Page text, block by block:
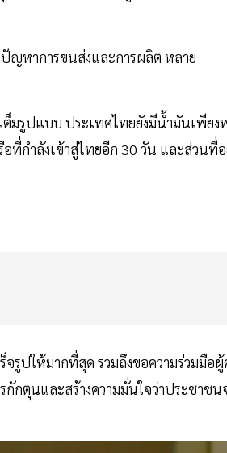
ญหาการขนส่งและการผลิต หลาย
ต็มรูปแบบ ประเทศไทยยังมีน้ำมันเพียง
ที่กำลังเข้าสู่ไทยอีก 30 วัน และส่วนที่
รูปให้มากที่สุด รวมถึงขอความร่วมมือผู้
กตุนและสร้างความมั่นใจว่าประชาชน